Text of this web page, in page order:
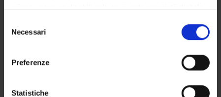
privacy sono applicabili solo su questa proprietà digitale
modificare o revocare il proprio consenso in qualsiasi
momento dalla Dichiarazione sui cookie o facendo clic
raccogliere informazioni sulla tua posizione
delNecessari
Preferenze
Statistiche
BIBLIOTECHE
SPIN OFF E AZIENDE